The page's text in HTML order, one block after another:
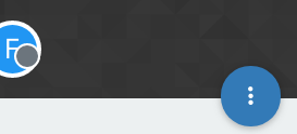
F
Offline